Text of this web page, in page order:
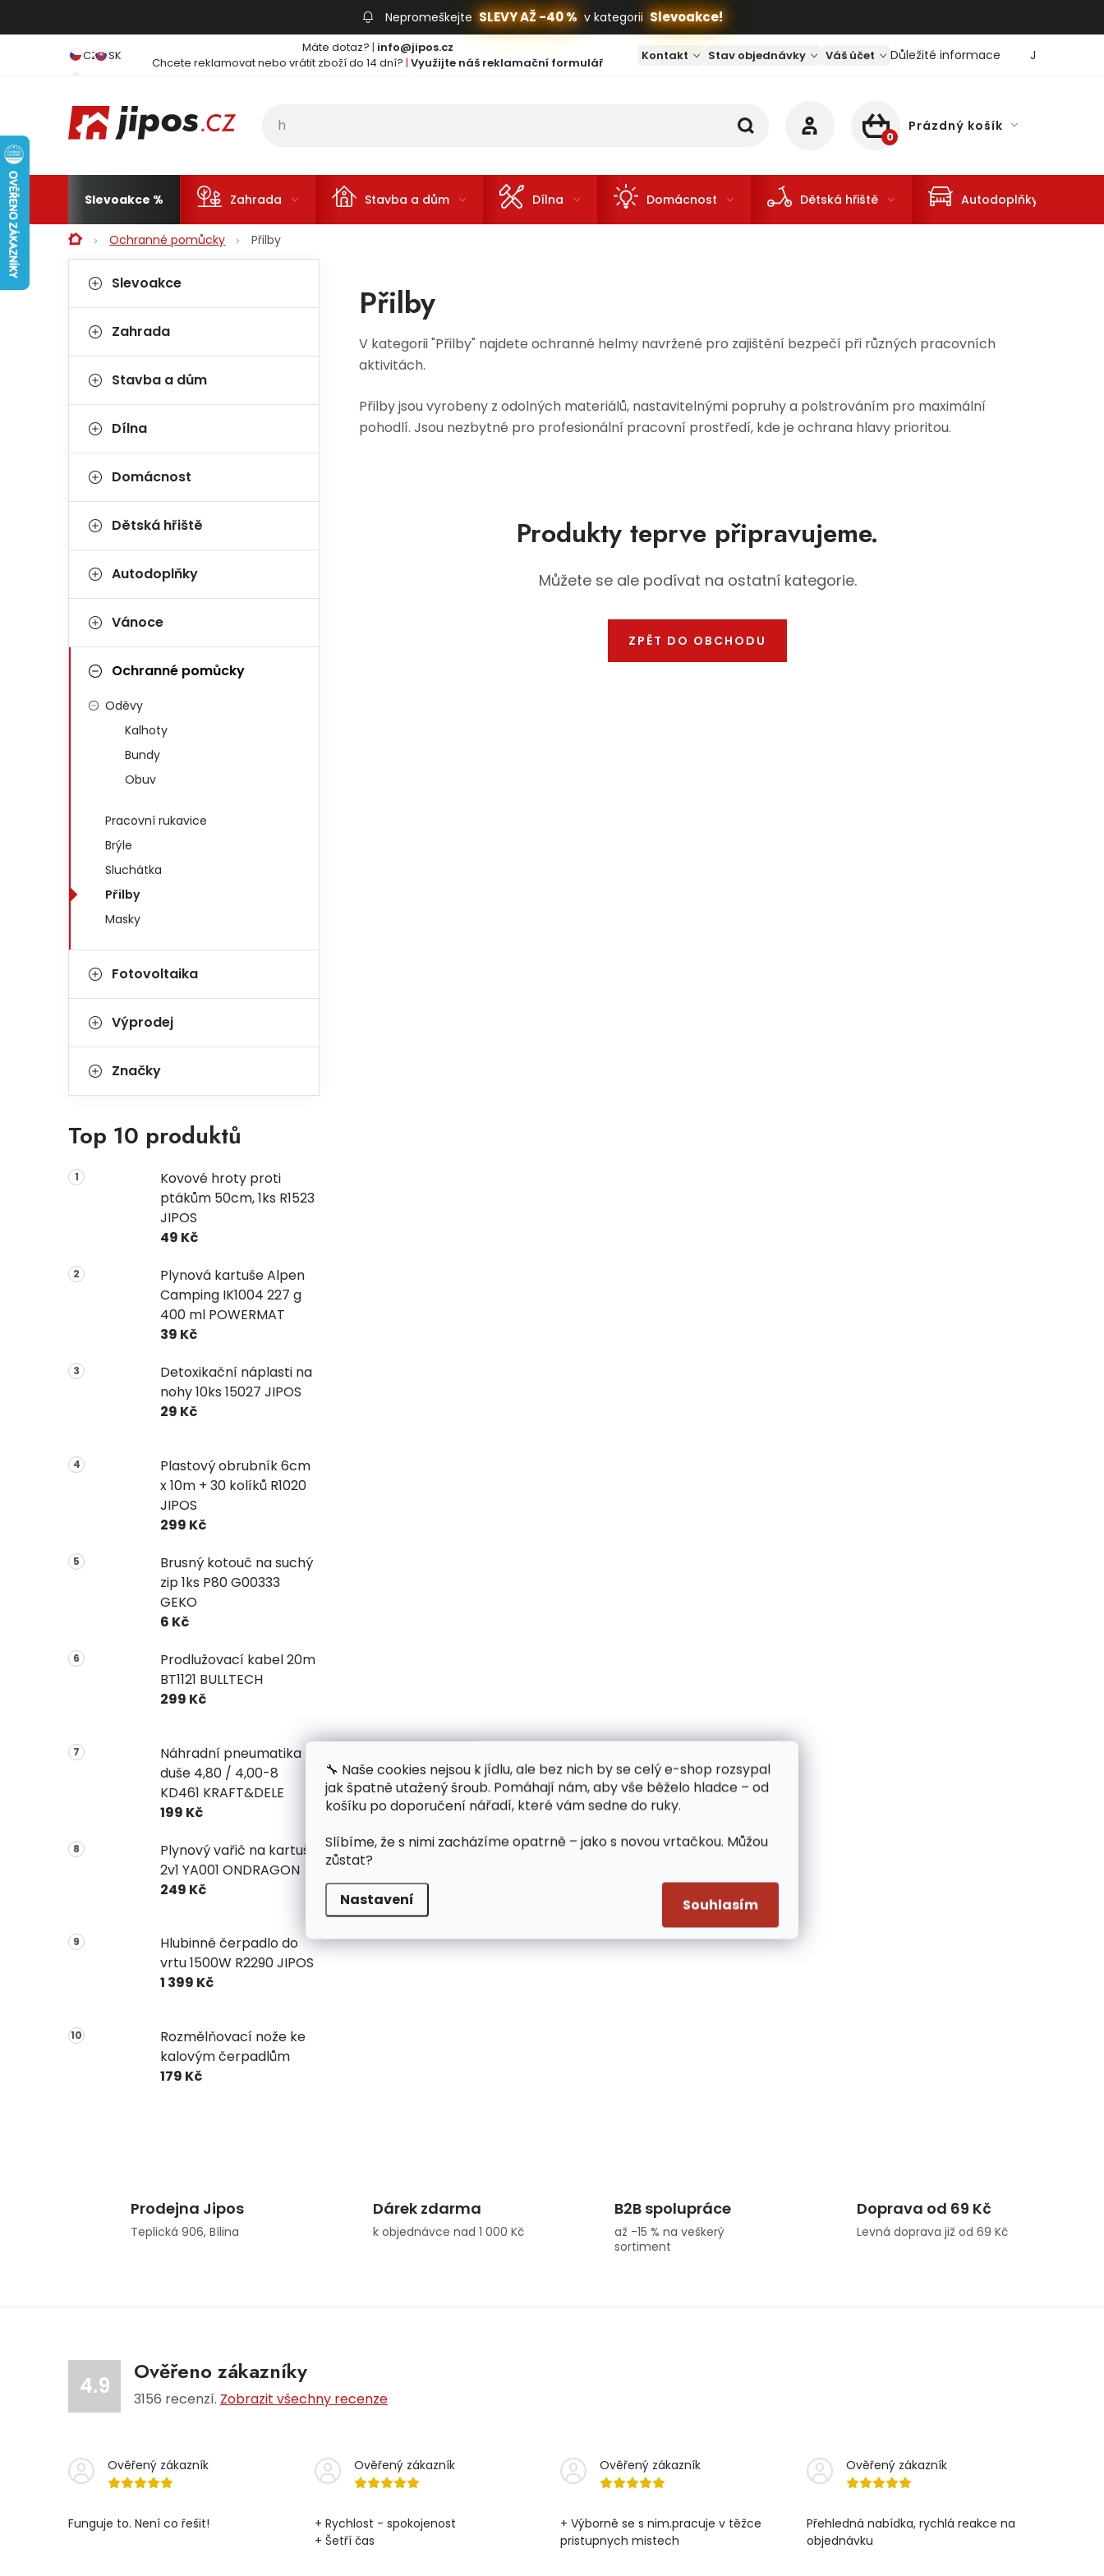
🔧 Naše cookies nejsou k jídlu, ale bez nich by se celý e-shop rozsypal
jak špatně utažený šroub. Pomáhají nám, aby vše běželo hladce – od
košíku po doporučení nářadí, které vám sedne do ruky.
Slíbíme, že s nimi zacházíme opatrně – jako s novou vrtačkou. Můžou
zůstat?
Nastavení Souhlasím
Nepromeškejte SLEVY AŽ -40 % v kategorii Slevoakce!
CZ SK Máte dotaz? | info@jipos.cz
Chcete reklamovat nebo vrátit zboží do 14 dní? | Využijte náš reklamační formulář Kontakt Stav objednávky Váš účet Důležité informace Jaký je
NÁKUPNÍ KOŠÍK
Prázdný košík
Slevoakce Zahrada Stavba a dům Dílna Domácnost Dětská hřiště Autodoplňky
DomůOchranné pomůcky Přilby
Postranní panel
Kategorie
Slevoakce
Zahrada
Stavba a dům
Dílna
Domácnost
Dětská hřiště
Autodoplňky
Vánoce
Ochranné pomůcky
Oděvy
Kalhoty
Bundy
Obuv
Pracovní rukavice
Brýle
Sluchátka
Přilby
Masky
Fotovoltaika
Výprodej
Značky
Top 10 produktů
Kovové hroty proti
ptákům 50cm, 1ks R1523
JIPOS
49 Kč
Plynová kartuše Alpen
Camping IK1004 227 g
400 ml POWERMAT
39 Kč
Detoxikační náplasti na
nohy 10ks 15027 JIPOS
29 Kč
Plastový obrubník 6cm
x 10m + 30 kolíků R1020
JIPOS
299 Kč
Brusný kotouč na suchý
zip 1ks P80 G00333
GEKO
6 Kč
Prodlužovací kabel 20m
BT1121 BULLTECH
299 Kč
Náhradní pneumatika +
duše 4,80 / 4,00-8
KD461 KRAFT&DELE
199 Kč
Plynový vařič na kartuše
2v1 YA001 ONDRAGON
249 Kč
Hlubinné čerpadlo do
vrtu 1500W R2290 JIPOS
1 399 Kč
Rozmělňovací nože ke
kalovým čerpadlům
179 Kč
Přilby
V kategorii "Přilby" najdete ochranné helmy navržené pro zajištění bezpečí při různých pracovních
aktivitách.
Přilby jsou vyrobeny z odolných materiálů, nastavitelnými popruhy a polstrováním pro maximální
pohodlí. Jsou nezbytné pro profesionální pracovní prostředí, kde je ochrana hlavy prioritou.
Produkty teprve připravujeme.
Můžete se ale podívat na ostatní kategorie.
ZPĚT DO OBCHODU
Prodejna Jipos
Teplická 906, Bílina
Dárek zdarma
k objednávce nad 1 000 Kč
B2B spolupráce
až -15 % na veškerý
sortiment
Doprava od 69 Kč
Levná doprava již od 69 Kč
4.9
Ověřeno zákazníky
3156 recenzí. Zobrazit všechny recenze
Ověřený zákazník
Funguje to. Není co řešit!
Ověřený zákazník
+ Rychlost - spokojenost
+ Šetří čas
Ověřený zákazník
+ Výborně se s nim.pracuje v těžce
pristupnych mistech
Ověřený zákazník
Přehledná nabídka, rychlá reakce na
objednávku